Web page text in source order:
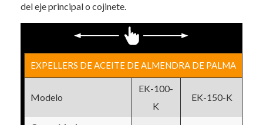
del eje principal o cojinete.
EXPELLERS DE ACEITE DE ALMENDRA DE PALMA
Modelo
EK-100-
K
EK-150-K